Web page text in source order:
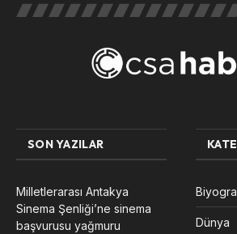
SON YAZILAR
Milletlerarası Antakya
Sinema Şenliği’ne sinema
başvurusu yağmuru
Dünya